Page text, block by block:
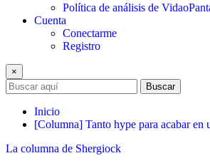
Política de análisis de
Cuenta
Conectarme
Registro
×
Buscar
Inicio
[Columna] Tanto hype para acabar en
La columna de Shergiock